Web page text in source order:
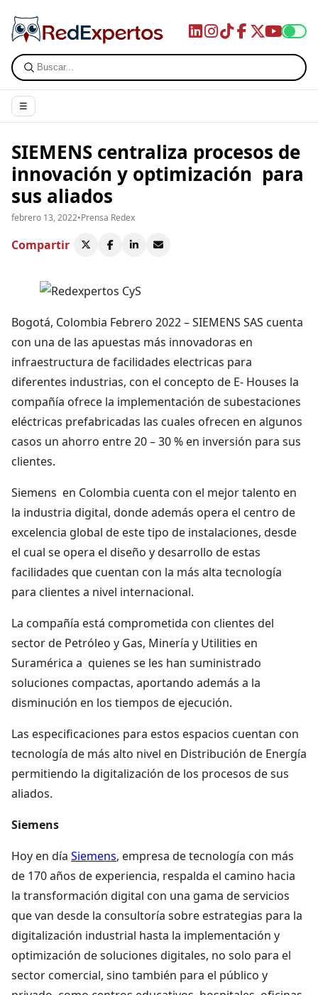
☰
SIEMENS centraliza procesos de
innovación y optimización para
sus aliados
febrero 13, 2022•Prensa Redex
Compartir
Bogotá, Colombia Febrero 2022 – SIEMENS SAS cuenta
con una de las apuestas más innovadoras en
infraestructura de facilidades electricas para
diferentes industrias, con el concepto de E- Houses la
compañía ofrece la implementación de subestaciones
eléctricas prefabricadas las cuales ofrecen en algunos
casos un ahorro entre 20 – 30 % en inversión para sus
clientes.
Siemens en Colombia cuenta con el mejor talento en
la industria digital, donde además opera el centro de
excelencia global de este tipo de instalaciones, desde
el cual se opera el diseño y desarrollo de estas
facilidades que cuentan con la más alta tecnología
para clientes a nivel internacional.
La compañía está comprometida con clientes del
sector de Petróleo y Gas, Minería y Utilities en
Suramérica a quienes se les han suministrado
soluciones compactas, aportando además a la
disminución en los tiempos de ejecución.
Las especificaciones para estos espacios cuentan con
tecnología de más alto nivel en Distribución de Energía
permitiendo la digitalización de los procesos de sus
aliados.
Siemens
Hoy en día Siemens, empresa de tecnología con más
de 170 años de experiencia, respalda el camino hacia
la transformación digital con una gama de servicios
que van desde la consultoría sobre estrategias para la
digitalización industrial hasta la implementación y
optimización de soluciones digitales, no solo para el
sector comercial, sino también para el público y